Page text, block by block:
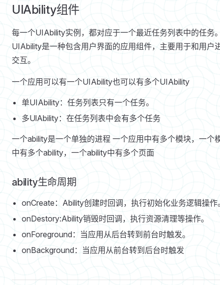
UIAbility组件
每一个UIAbility实例，都对应于一个最近任务列表中的任务
UIAbility是一种包含用户界面的应用组件，主要用于和用户
交互。
一个应用可以有一个UIAbility也可以有多个UIAbility
单UIAbility：任务列表只有一个任务。
多UlAbility：在任务列表中会有多个任务
一个ability是一个单独的进程 一个应用中有多个模块，一个
中有多个ability，一个ability中有多个页面
ability生命周期
onCreate：Ability创建时回调，执行初始化业务逻辑操作
onDestory:Ability销毁时回调，执行资源清理等操作。
onForeground：当应用从后台转到前台时触发。
onBackground：当应用从前台转到后台时触发